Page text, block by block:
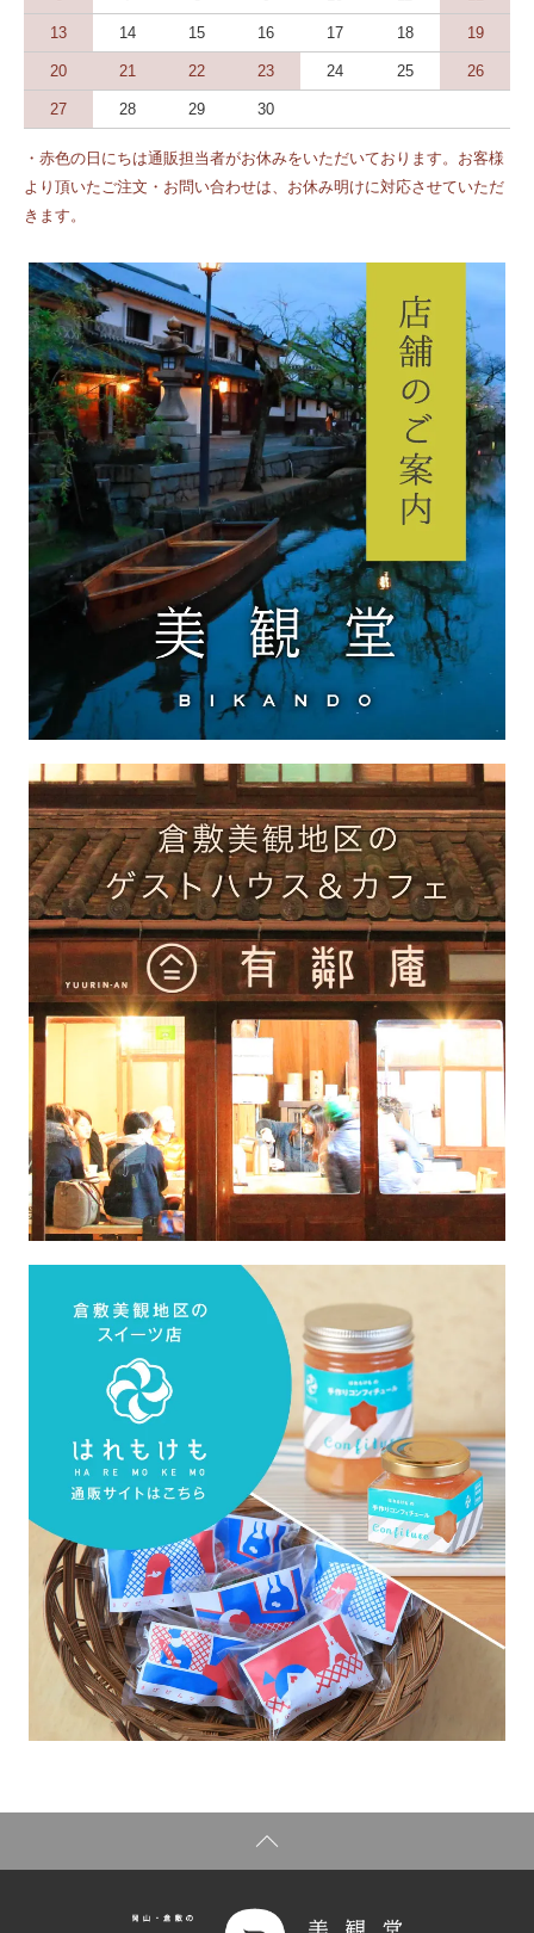
13 14 15 16 17 18 19
20 21 22 23 24 25 26
27 28 29 30
・赤色の日にちは通販担当者がお休みをいただいております。お客様
より頂いたご注文・お問い合わせは、お休み明けに対応させていただ
きます。